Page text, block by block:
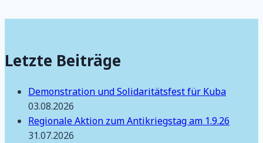
Letzte Beiträge
Demonstration und Solidaritätsfest für Kuba
03.08.2026
Regionale Aktion zum Antikriegstag am 1.9.26
31.07.2026